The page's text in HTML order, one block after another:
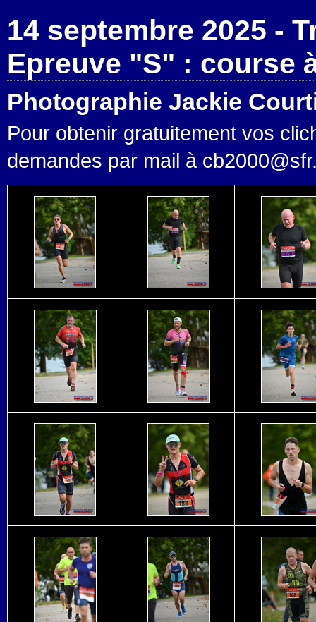
14 septembre 2025 -
Epreuve "S" : course
Photographie Jackie
Pour obtenir gratuitement vos
demandes par mail à